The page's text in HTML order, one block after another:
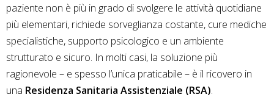
paziente non è più in grado di svolgere le attività quotidiane
più elementari, richiede sorveglianza costante, cure mediche
specialistiche, supporto psicologico e un ambiente
strutturato e sicuro. In molti casi, la soluzione più
ragionevole – e spesso l’unica praticabile – è il ricovero in
una Residenza Sanitaria Assistenziale (RSA).